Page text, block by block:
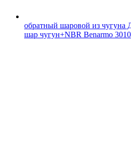
обратный шаровой из чугуна
шар чугун+NBR Benarmo 3010